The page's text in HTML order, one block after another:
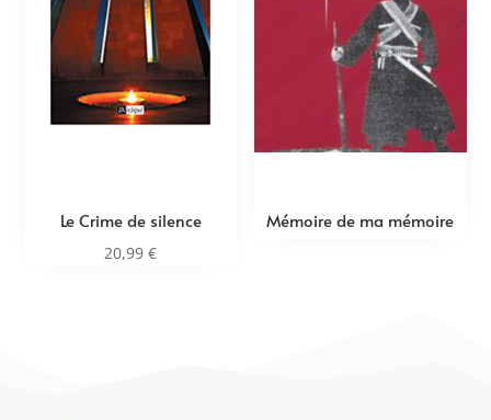
Le Crime de silence
20,99€
Mémoire de ma mémoire